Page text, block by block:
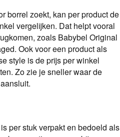
borrel zoekt, kan per product de
vergelijken. Dat helpt vooral
zoals Babybel Original
Ook voor een product als
style is de prijs per winkel
Zo zie je sneller waar de
per stuk verpakt en bedoeld als